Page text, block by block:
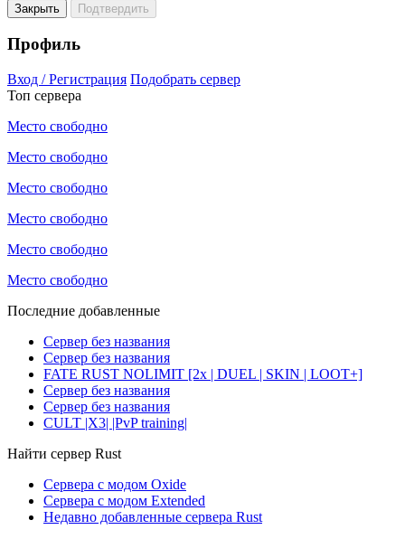
Закрыть Подтвердить
Профиль
Вход / Регистрация Подобрать сервер
Топ сервера
Место свободно
Место свободно
Место свободно
Место свободно
Место свободно
Место свободно
Последние добавленные
Сервер без названия
Сервер без названия
FATE RUST NOLIMIT [2x | DUEL | SKIN | LOOT+]
Сервер без названия
Сервер без названия
CULT |X3| |PvP training|
Найти сервер Rust
Сервера с модом Oxide
Сервера с модом Extended
Недавно добавленные сервера Rust